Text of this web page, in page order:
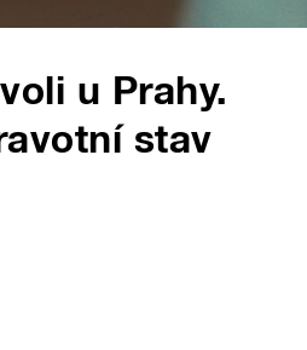
u Prahy.
stav